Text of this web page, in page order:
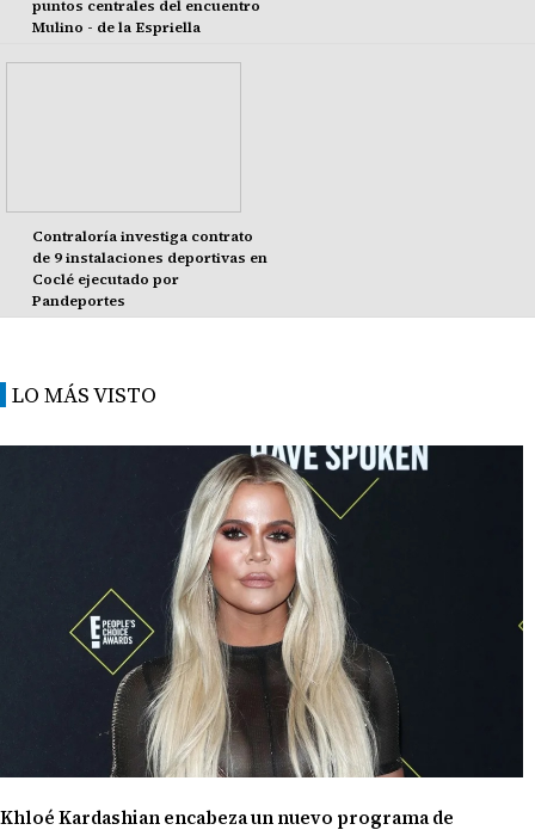
puntos centrales del encuentro
Mulino - de la Espriella
Contraloría investiga contrato
de 9 instalaciones deportivas en
Coclé ejecutado por
Pandeportes
LO MÁS VISTO
Khloé Kardashian encabeza un nuevo programa de